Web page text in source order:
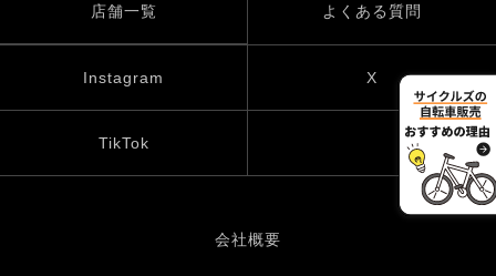
店舗一覧 よくある質問
Instagram X
TikTok
会社概要